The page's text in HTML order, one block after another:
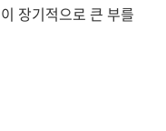
장기적으로 큰 부를